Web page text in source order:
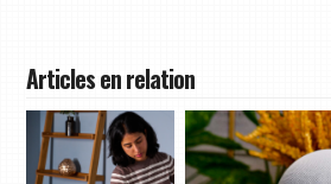
Articles en relation